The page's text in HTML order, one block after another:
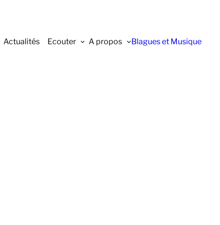
Actualités Ecouter A propos Blagues et Musique